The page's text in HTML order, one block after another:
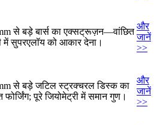
से बड़े बार्स का एक्सट्रूज़न—वांछित
में सुपरएलॉय को आकार देना।
और
जानें
>>
से बड़े जटिल स्ट्रक्चरल डिस्क का
फोर्जिंग; पूरे जियोमेट्री में समान गुण।
और
जानें
>>